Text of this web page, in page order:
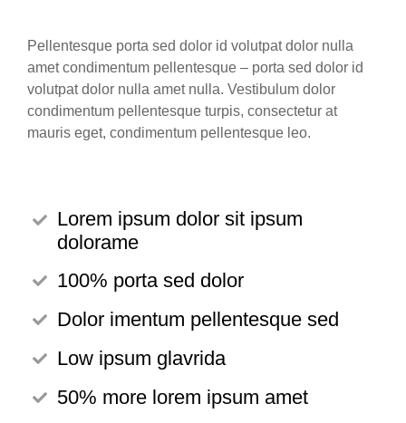
Pellentesque porta sed dolor id volutpat dolor nulla
amet condimentum pellentesque – porta sed dolor id
volutpat dolor nulla amet nulla. Vestibulum dolor
condimentum pellentesque turpis, consectetur at
mauris eget, condimentum pellentesque leo.
Lorem ipsum dolor sit ipsum
dolorame
100% porta sed dolor
Dolor imentum pellentesque sed
Low ipsum glavrida
50% more lorem ipsum amet